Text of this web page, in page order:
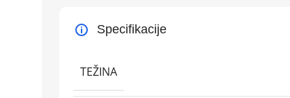
Specifikacije
TEŽINA